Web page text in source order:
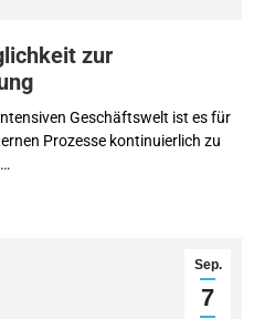
zur
Geschäftswelt ist es für
Prozesse kontinuierlich zu
Sep.
7